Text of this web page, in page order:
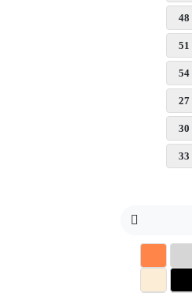
48
51
54
27
30
33